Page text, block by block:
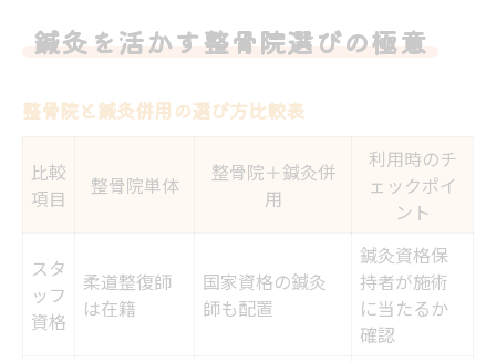
鍼灸を活かす整骨院選びの極意
整骨院と鍼灸併用の選び方比較表
比較
項目
整骨院単体
整骨院＋鍼灸併
用
利用時のチ
ェックポイ
ント
スタ
ッフ
資格
柔道整復師
は在籍
国家資格の鍼灸
師も配置
鍼灸資格保
持者が施術
に当たるか
確認